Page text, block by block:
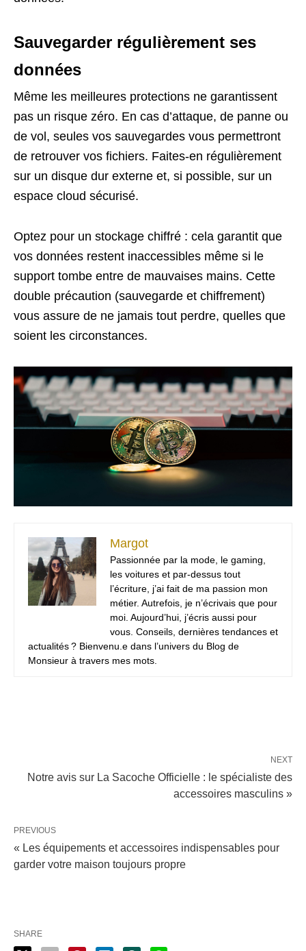
Sauvegarder régulièrement ses
données
Même les meilleures protections ne garantissent
pas un risque zéro. En cas d’attaque, de panne ou
de vol, seules vos sauvegardes vous permettront
de retrouver vos fichiers. Faites-en régulièrement
sur un disque dur externe et, si possible, sur un
espace cloud sécurisé.
Optez pour un stockage chiffré : cela garantit que
vos données restent inaccessibles même si le
support tombe entre de mauvaises mains. Cette
double précaution (sauvegarde et chiffrement)
vous assure de ne jamais tout perdre, quelles que
soient les circonstances.
Margot
Passionnée par la mode, le gaming,
les voitures et par-dessus tout
l’écriture, j’ai fait de ma passion mon
métier. Autrefois, je n’écrivais que pour
moi. Aujourd’hui, j’écris aussi pour
vous. Conseils, dernières tendances et
actualités ? Bienvenu.e dans l’univers du Blog de
Monsieur à travers mes mots.
NEXT
Notre avis sur La Sacoche Officielle : le spécialiste des
accessoires masculins »
PREVIOUS
« Les équipements et accessoires indispensables pour
garder votre maison toujours propre
SHARE